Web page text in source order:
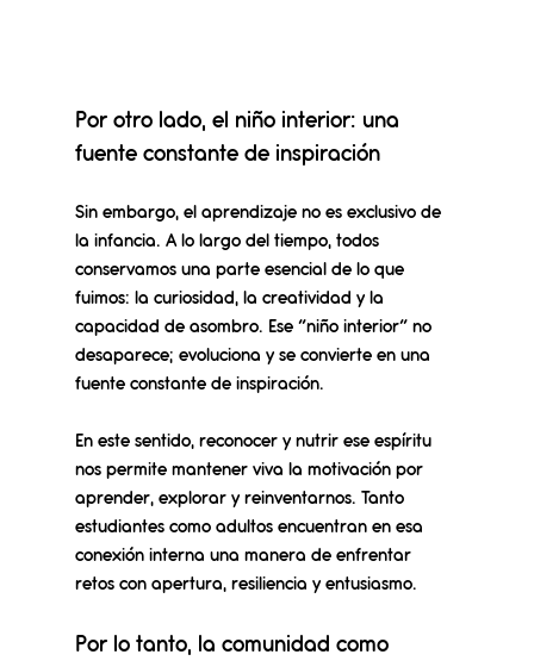
Por otro lado, el niño interior: una
fuente constante de inspiración
Sin embargo, el aprendizaje no es exclusivo de
la infancia. A lo largo del tiempo, todos
conservamos una parte esencial de lo que
fuimos: la curiosidad, la creatividad y la
capacidad de asombro. Ese “niño interior” no
desaparece; evoluciona y se convierte en una
fuente constante de inspiración.
En este sentido, reconocer y nutrir ese espíritu
nos permite mantener viva la motivación por
aprender, explorar y reinventarnos.
Tanto
estudiantes como adultos encuentran en esa
conexión interna una manera de enfrentar
retos con apertura, resiliencia y entusiasmo.
Por lo tanto, la comunidad como